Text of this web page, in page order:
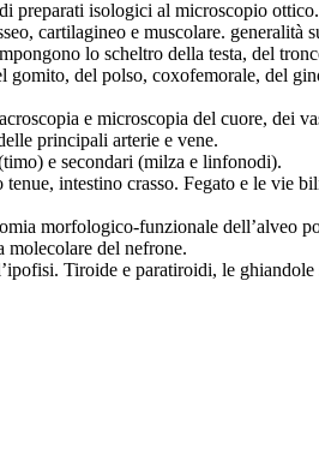
preparati isologici al microscopio ottico.
cartilagineo e muscolare. generalità
lo scheltro della testa, del
gomito, del polso, coxofemorale, del
e microscopia del cuore, dei
principali arterie e vene.
e secondari (milza e linfonodi).
intestino crasso. Fegato e le vie
morfologico-funzionale dell’alveo
molecolare del nefrone.
Tiroide e paratiroidi, le